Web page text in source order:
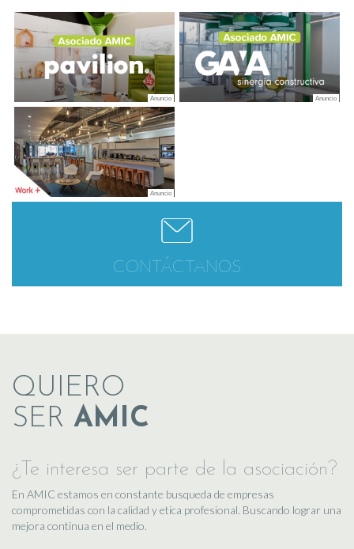
CONTÁCTANOS
QUIERO
SER AMIC
¿Te interesa ser parte de la asociación?
En AMIC estamos en constante busqueda de empresas
comprometidas con la calidad y etica profesional. Buscando lograr una
mejora continua en el medio.